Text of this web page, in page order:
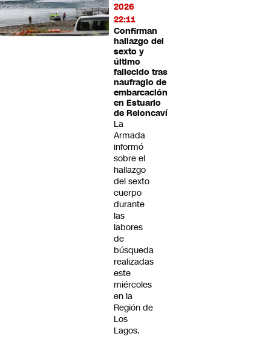
2026
22:11
Confirman
hallazgo del
sexto y
último
fallecido tras
naufragio de
embarcación
en Estuario
de Reloncaví
La
Armada
informó
sobre el
hallazgo
del sexto
cuerpo
durante
las
labores
de
búsqueda
realizadas
este
miércoles
en la
Región de
Los
Lagos.